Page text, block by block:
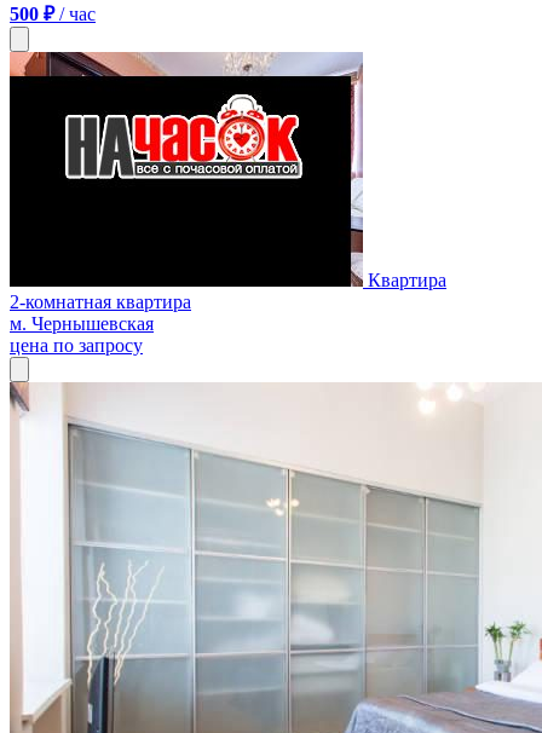
500 ₽/ час
Квартира
2-комнатная квартира
м. Чернышевская
цена по запросу